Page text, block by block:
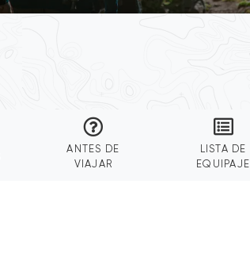
ANTES DE
VIAJAR
LISTA DE
EQUIPAJE